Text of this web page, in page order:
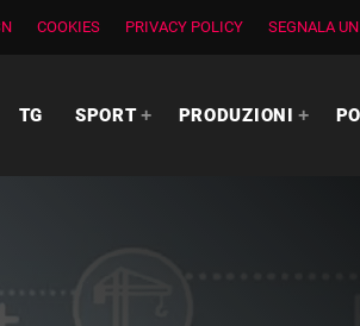
COOKIES PRIVACY POLICY SEGNALA
TG SPORT PRODUZIONI